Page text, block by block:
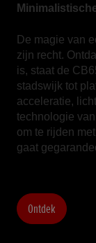
De magie van
zijn recht.
is, staat de
stadswijk tot
acceleratie,
technologie
om te rijden
gaat
Ontdek